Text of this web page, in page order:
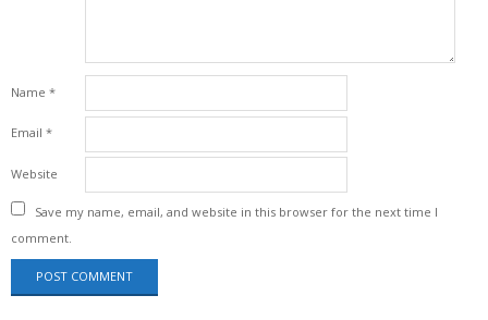
Name *
Email *
Website
Save my name, email, and website in this browser for the next time I
comment.